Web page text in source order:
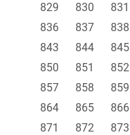
829
830 831
836
837 838
843
844 845
850
851 852
857
858 859
864
865 866
871
872 873